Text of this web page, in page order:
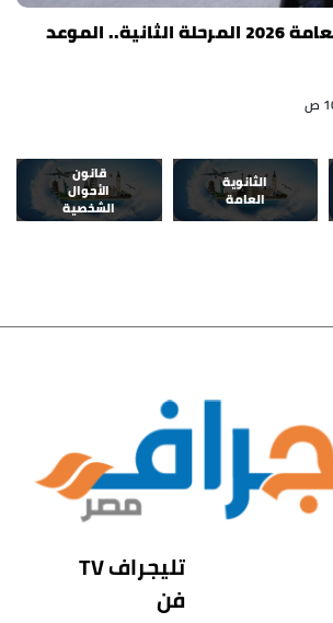
تنسيق الثانوية العامة 2026 المرحلة الثانية.. الموعد
الثانوية
العامة
قانون
الأحوال
الشخصية
تليجراف TV
فن